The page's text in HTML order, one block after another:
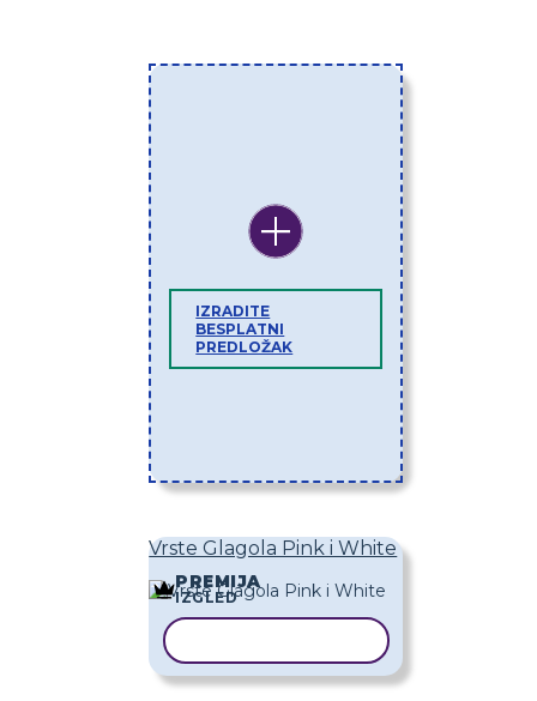
IZRADITE
BESPLATNI
PREDLOŽAK
Vrste Glagola Pink i White
PREMIJA
IZGLED